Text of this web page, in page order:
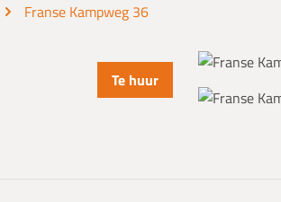
Franse Kampweg 36
Te huur